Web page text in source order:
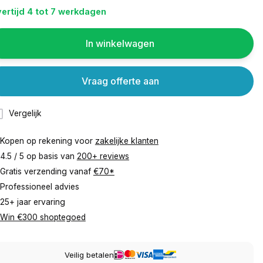
4 tot 7 werkdagen
In winkelwagen
Vergelijk
Vraag offerte aan
Kopen op rekening voor zakelijke klanten
4.5 / 5 op basis van 200+ reviews
Gratis verzending vanaf €70*
Professioneel advies
25+ jaar ervaring
Win €300 shoptegoed
Veilig betalen